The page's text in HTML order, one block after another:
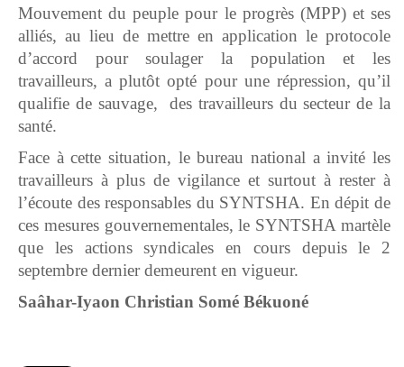
Mouvement du peuple pour le progrès (MPP) et ses
alliés, au lieu de mettre en application le protocole
d’accord pour soulager la population et les
travailleurs, a plutôt opté pour une répression, qu’il
qualifie de sauvage, des travailleurs du secteur de la
santé.
Face à cette situation, le bureau national a invité les
travailleurs à plus de vigilance et surtout à rester à
l’écoute des responsables du SYNTSHA. En dépit de
ces mesures gouvernementales, le SYNTSHA martèle
que les actions syndicales en cours depuis le 2
septembre dernier demeurent en vigueur.
Saâhar-Iyaon Christian Somé Békuoné